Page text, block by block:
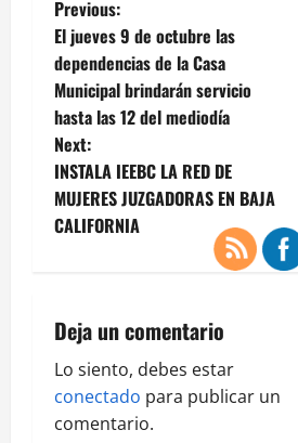
P
o
s
t
n
a
i
g
a
Previous:
El jueves 9 de octubre las
dependencias de la Casa
Municipal brindarán servicio
hasta las 12 del mediodía
Next:
INSTALA IEEBC LA RED DE
MUJERES JUZGADORAS EN BAJA
CALIFORNIA
Deja un comentario
Lo siento, debes estar
conectado para publicar un
comentario.